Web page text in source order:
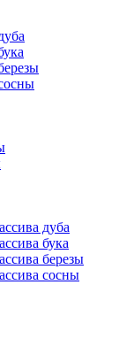
дуба
бука
березы
сосны